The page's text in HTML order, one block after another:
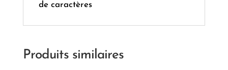
de caractères
Produits similaires